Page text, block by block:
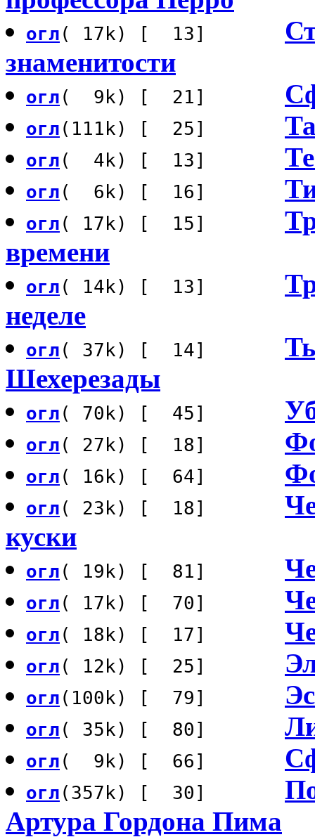
огл( 17k) [ 13]
знаменитости
огл( 9k) [ 21]
огл(111k) [ 25]
огл( 4k) [ 13]
огл( 6k) [ 16]
огл( 17k) [ 15]
времени
огл( 14k) [ 13]
неделе
огл( 37k) [ 14]
Шехерезады
огл( 70k) [ 45]
огл( 27k) [ 18]
огл( 16k) [ 64]
огл( 23k) [ 18]
куски
огл( 19k) [ 81]
огл( 17k) [ 70]
огл( 18k) [ 17]
огл( 12k) [ 25]
огл(100k) [ 79]
огл( 35k) [ 80]
огл( 9k) [ 66]
огл(357k) [ 30]
Артура Гордона Пима